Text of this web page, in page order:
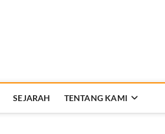
SEJARAH TENTANG KAMI